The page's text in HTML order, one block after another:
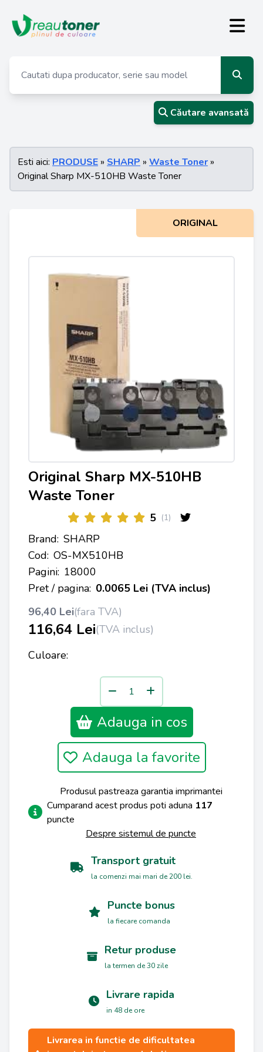
Căutare avansată
Esti aici: PRODUSE » SHARP » Waste Toner »
Original Sharp MX-510HB Waste Toner
ORIGINAL
Original Sharp MX-510HB
Waste Toner
5 (1)
Brand: SHARP
Cod: OS-MX510HB
Pagini: 18000
Pret / pagina: 0.0065 Lei (TVA inclus)
96,40 Lei(fara TVA)
116,64 Lei(TVA inclus)
Culoare:
Adauga in cos
Adauga la favorite
Produsul pastreaza garantia imprimantei
Cumparand acest produs poti aduna 117
puncte
Despre sistemul de puncte
Transport gratuit
la comenzi mai mari de 200 lei.
Puncte bonus
la fiecare comanda
Retur produse
la termen de 30 zile
Livrare rapida
in 48 de ore
Livrarea in functie de dificultatea